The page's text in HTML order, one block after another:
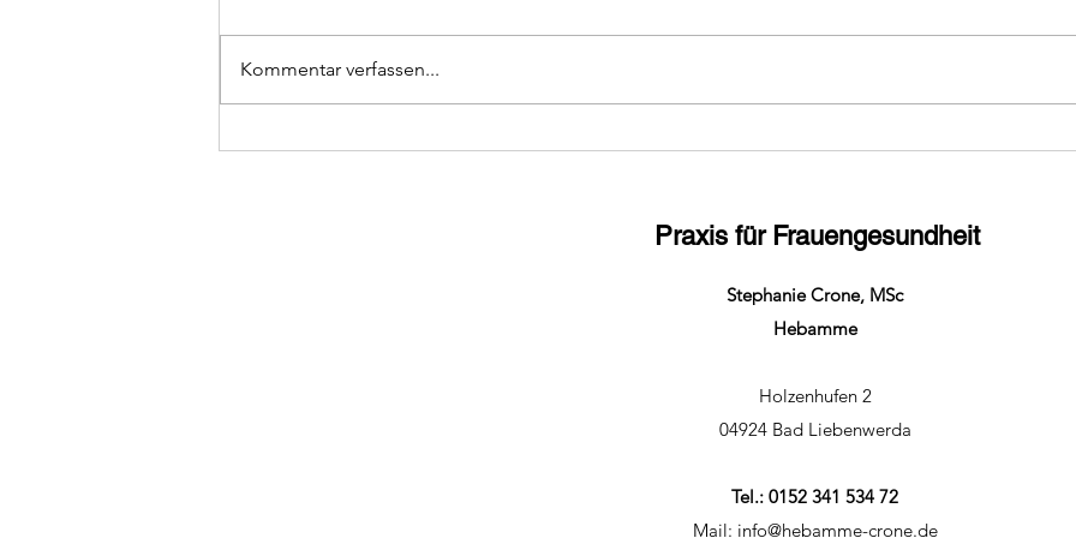
Kommentar verfassen...
Praxis für Frauengesundheit
Stephanie Crone, MSc
Hebamme
Holzenhufen 2
04924 Bad Liebenwerda
Tel.: 0152 341 534 72
Mail: info@hebamme-crone.de